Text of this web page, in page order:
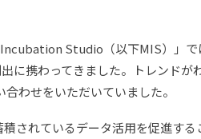
Studio（以下MIS）」
に携わってきました。トレンドが
わせをいただいていました。
されているデータ活用を促進する